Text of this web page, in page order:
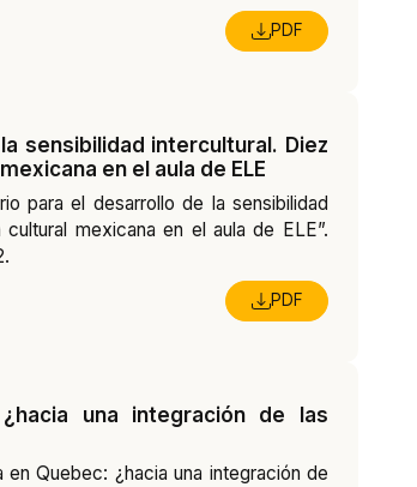
PDF
sensibilidad intercultural. Diez
en el aula de ELE
para el desarrollo de la sensibilidad
mexicana en el aula de ELE”.
PDF
una integración de las
Quebec: ¿hacia una integración de